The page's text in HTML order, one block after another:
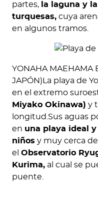
partes, la laguna y
turquesas, cuya
en algunos tramos.
YONAHA MAEHAMA
JAPÓN)La playa de
en el extremo
Miyako Okinawa) y
longitud.Sus aguas
en una playa ideal
niños y muy cerca
el Observatorio
Kurima, al cual se
puente.